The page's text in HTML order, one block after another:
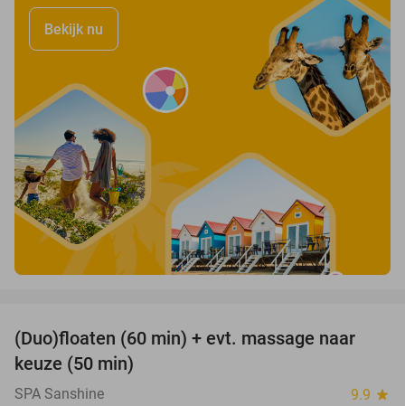
Bekijk nu
31%
(Duo)floaten (60 min) + evt. massage naar
keuze (50 min)
SPA Sanshine 9.9 star